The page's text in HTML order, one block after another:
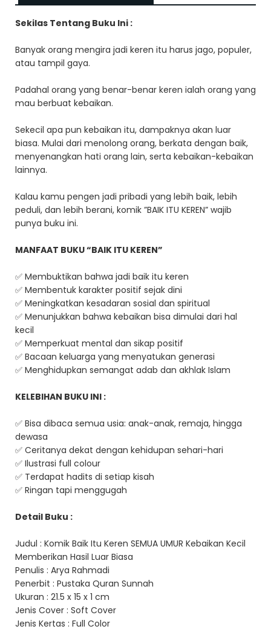
Sekilas Tentang Buku Ini :
Banyak orang mengira jadi keren itu harus jago, populer,
atau tampil gaya.
Padahal orang yang benar-benar keren ialah orang yang
mau berbuat kebaikan.
Sekecil apa pun kebaikan itu, dampaknya akan luar
biasa. Mulai dari menolong orang, berkata dengan baik,
menyenangkan hati orang lain, serta kebaikan-kebaikan
lainnya.
Kalau kamu pengen jadi pribadi yang lebih baik, lebih
peduli, dan lebih berani, komik ”BAIK ITU KEREN” wajib
punya buku ini.
MANFAAT BUKU “BAIK ITU KEREN”
✅ Membuktikan bahwa jadi baik itu keren
✅ Membentuk karakter positif sejak dini
✅ Meningkatkan kesadaran sosial dan spiritual
✅ Menunjukkan bahwa kebaikan bisa dimulai dari hal
kecil
✅ Memperkuat mental dan sikap positif
✅ Bacaan keluarga yang menyatukan generasi
✅ Menghidupkan semangat adab dan akhlak Islam
KELEBIHAN BUKU INI :
✅ Bisa dibaca semua usia: anak-anak, remaja, hingga
dewasa
✅ Ceritanya dekat dengan kehidupan sehari-hari
✅ Ilustrasi full colour
✅ Terdapat hadits di setiap kisah
✅ Ringan tapi menggugah
Detail Buku :
Judul : Komik Baik Itu Keren SEMUA UMUR Kebaikan Kecil
Memberikan Hasil Luar Biasa
Penulis : Arya Rahmadi
Penerbit : Pustaka Quran Sunnah
Ukuran : 21.5 x 15 x 1 cm
Jenis Cover : Soft Cover
Jenis Kertas : Full Color